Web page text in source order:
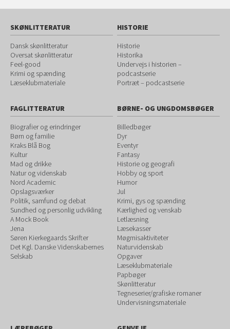
SKØNLITTERATUR
Dansk skønlitteratur
Oversat skønlitteratur
Feel-good
Krimi og spænding
Læseklubmateriale
HISTORIE
Historie
Historika
Undervejs i historien –
podcastserie
Portræt – podcastserie
FAGLITTERATUR
Biografier og erindringer
Børn og familie
Kraks Blå Bog
Kultur
Mad og drikke
Natur og videnskab
Nord Academic
Opslagsværker
Politik, samfund og debat
Sundhed og personlig udvikling
A Mock Book
Jena
Søren Kierkegaards Skrifter
Det Kgl. Danske Videnskabernes
Selskab
BØRNE- OG UNGDOMSBØGER
Billedbøger
Dyr
Eventyr
Fantasy
Historie og geografi
Hobby og sport
Humor
Jul
Krimi, gys og spænding
Kærlighed og venskab
Letlæsning
Læsekasser
Møgmisaktiviteter
Naturvidenskab
Opgaver
Læseklubmateriale
Papbøger
Skønlitteratur
Tegneserier/grafiske romaner
Undervisningsmateriale